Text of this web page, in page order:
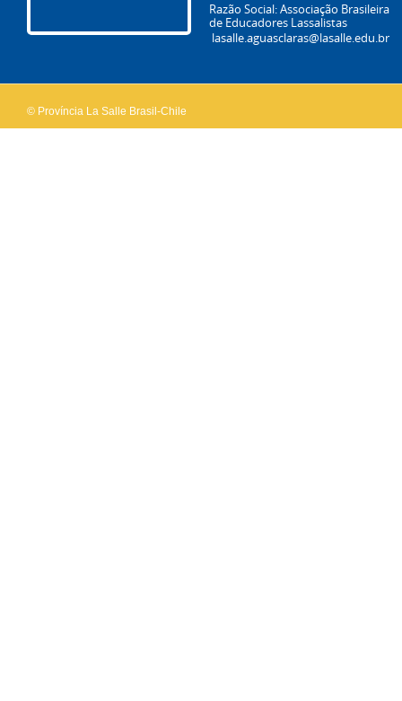
Razão Social: Associação Brasileira
de Educadores Lassalistas
lasalle.aguasclaras@lasalle.edu.br
© Província La Salle Brasil-Chile